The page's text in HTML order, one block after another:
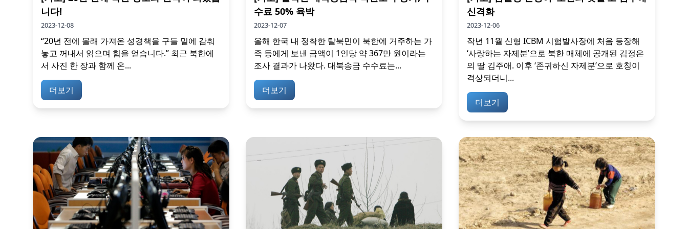
니다!
2023-12-08
“20년 전에 몰래 가져온 성경책을 구들 밑에 감춰
놓고 꺼내서 읽으며 힘을 얻습니다.” 최근 북한에
서 사진 한 장과 함께 온...
더보기
수료 50% 육박
2023-12-07
올해 한국 내 정착한 탈북민이 북한에 거주하는 가
족 등에게 보낸 금액이 1인당 약 367만 원이라는
조사 결과가 나왔다. 대북송금 수수료는...
더보기
신격화
2023-12-06
작년 11월 신형 ICBM 시험발사장에 처음 등장해
‘사랑하는 자제분’으로 북한 매체에 공개된 김정은
의 딸 김주애. 이후 ‘존귀하신 자제분’으로 호칭이
격상되더니...
더보기